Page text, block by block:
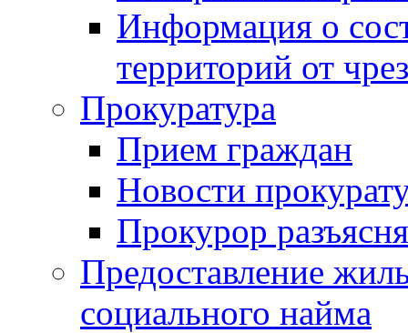
Информация о
территорий от
Прокуратура
Прием граждан
Новости
Прокурор
Предоставление
социального найма